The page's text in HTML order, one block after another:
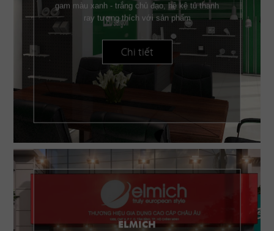
gam màu xanh - trắng chủ đạo, hệ kệ tủ thanh
ray tương thích với sản phẩm
Chi tiết
ELMICH